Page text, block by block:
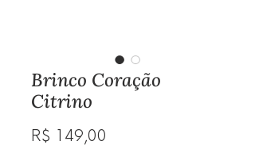
Brinco Coração
Citrino
R$ 149,00